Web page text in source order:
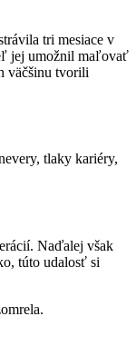
tri mesiace v
jej umožnil maľovať
väčšinu tvorili
tlaky kariéry,
Naďalej však
túto udalosť si